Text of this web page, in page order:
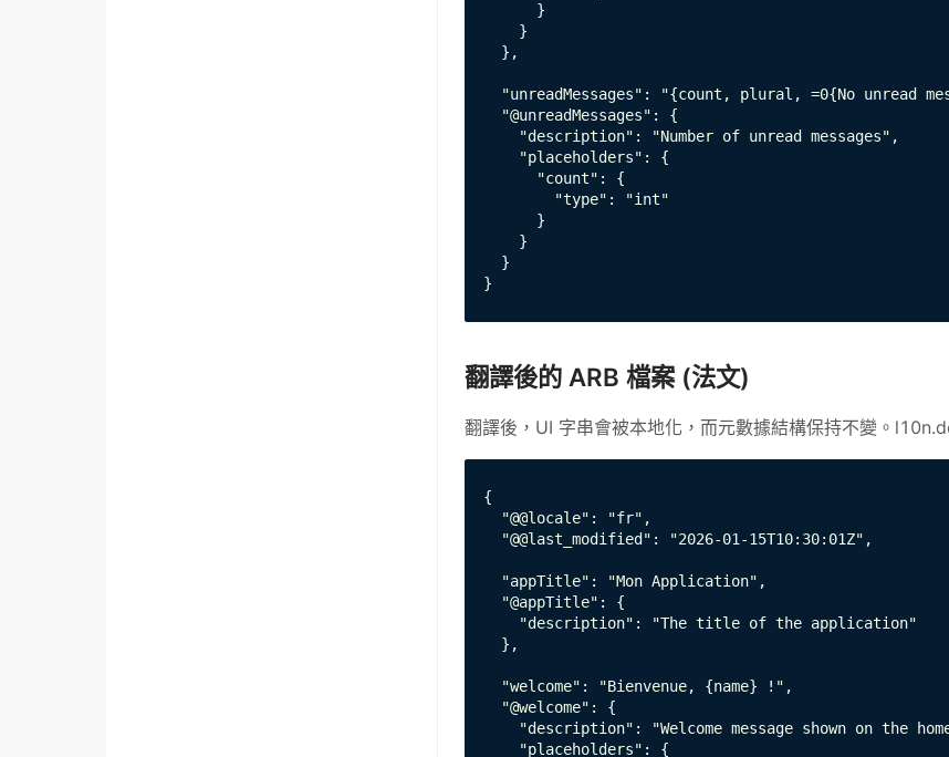
      }
    }
  },
"unreadMessages": "{count, plural, =0{No unread
  "@unreadMessages": {
    "description": "Number of unread messages",
    "placeholders": {
      "count": {
        "type": "int"
      }
    }
  }
}
翻譯後的 ARB 檔案 (法文)
翻譯後，UI 字串會被本地化，而元數據結構保持不變。
{
  "@@locale": "fr",
  "@@last_modified": "2026-01-15T10:30:01Z",
  "appTitle": "Mon Application",
  "@appTitle": {
    "description": "The title of the application"
  },
  "welcome": "Bienvenue, {name} !",
  "@welcome": {
"description": "Welcome message shown on the
    "placeholders": {